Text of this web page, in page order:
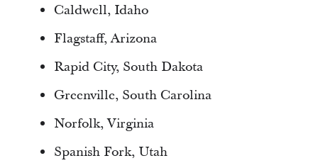
Caldwell, Idaho
Flagstaff, Arizona
Rapid City, South Dakota
Greenville, South Carolina
Norfolk, Virginia
Spanish Fork, Utah